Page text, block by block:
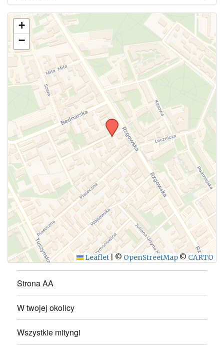
Użyj tego formularza aby przesłać informację o
zmianach w powyższym mityngu.
WYŚLIJ
+
−
Leaflet © OpenStreetMap © CARTO
Strona AA
W twojej okolicy
Wszystkie mityngi